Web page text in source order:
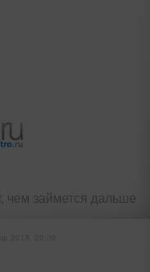
чем займется дальше